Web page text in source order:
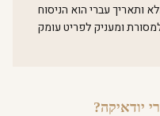
ותאריך עברי הוא הניסוח
ומעניק לפריט עומק
יודאיקה?